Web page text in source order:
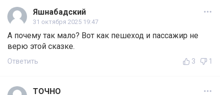
Яшнабадский
31 октября 2025 19:47
А почему так мало? Вот как пешеход и пассажир не
верю этой сказке.
Ответить 3 1
ТОЧНО